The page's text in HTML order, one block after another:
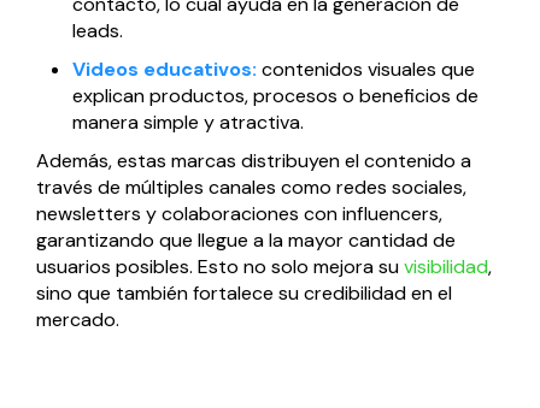
leads.
Videos educativos: contenidos visuales que
explican productos, procesos o beneficios de
manera simple y atractiva.
Además, estas marcas distribuyen el contenido a
través de múltiples canales como redes sociales,
newsletters y colaboraciones con influencers,
garantizando que llegue a la mayor cantidad de
usuarios posibles. Esto no solo mejora suvisibilidad,
sino que también fortalece su credibilidad en el
mercado.